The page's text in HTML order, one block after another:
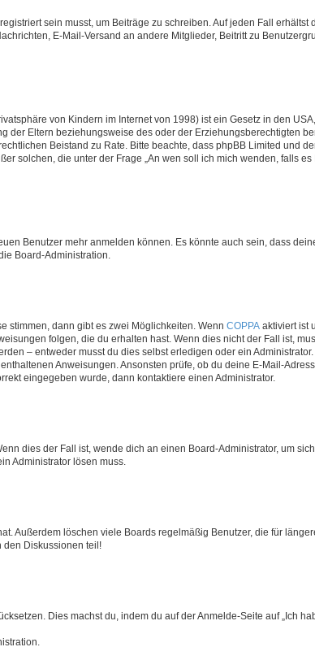
sein musst, um Beiträge zu schreiben. Auf jeden Fall erhältst
E-Mail-Versand an andere Mitglieder, Beitritt zu
von Kindern im Internet von 1998) ist ein Gesetz in den
Eltern beziehungsweise des oder der Erziehungsberechtigten
Beistand zu Rate. Bitte beachte, dass phpBB Limited und
solchen, die unter der Frage „An wen soll ich mich wenden, falls
Benutzer mehr anmelden können. Es könnte auch sein, dass
Board-Administration.
stimmen, dann gibt es zwei Möglichkeiten. Wenn COPPA aktiviert ist
folgen, die du erhalten hast. Wenn dies nicht der Fall ist,
– entweder musst du dies selbst erledigen oder ein
Anweisungen. Ansonsten prüfe, ob du deine E-Mail-
eingegeben wurde, dann kontaktiere einen Administrator.
dies der Fall ist, wende dich an einen Board-Administrator, um
Administrator lösen muss.
Außerdem löschen viele Boards regelmäßig Benutzer, die für
den Diskussionen teil!
Dies machst du, indem du auf der Anmelde-Seite auf „Ich